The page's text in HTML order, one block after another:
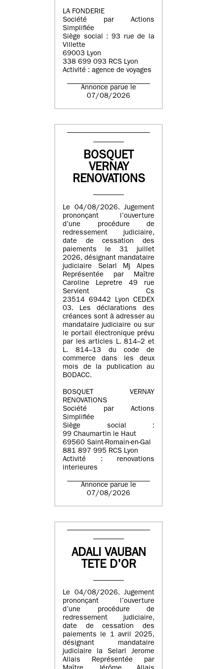
LA FONDERIE
Société par Actions
Simplifiée
Siège social : 93 rue de la
Villette
69003 Lyon
338 699 093 RCS Lyon
Activité : agence de voyages
Annonce parue le
07/08/2026
BOSQUET
VERNAY
RENOVATIONS
Le 04/08/2026. Jugement
prononçant l’ouverture
d’une procédure de
redressement judiciaire,
date de cessation des
paiements le 31 juillet
2026, désignant mandataire
judiciaire Selarl Mj Alpes
Représentée par Maître
Caroline Lepretre 49 rue
Servient Cs
23514 69442 Lyon CEDEX
03. Les déclarations des
créances sont à adresser au
mandataire judiciaire ou sur
le portail électronique prévu
par les articles L. 814–2 et
L. 814–13 du code de
commerce dans les deux
mois de la publication au
BODACC.
BOSQUET VERNAY
RENOVATIONS
Société par Actions
Simplifiée
Siège social :
99 Chaumartin le Haut
69560 Saint-Romain-en-Gal
881 897 995 RCS Lyon
Activité : renovations
interieures
Annonce parue le
07/08/2026
ADALI VAUBAN
TETE D'OR
Le 04/08/2026. Jugement
prononçant l’ouverture
d’une procédure de
redressement judiciaire,
date de cessation des
paiements le 1 avril 2025,
désignant mandataire
judiciaire la Selarl Jerome
Allais Représentée par